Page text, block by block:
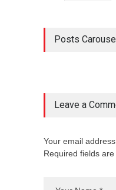
Posts
Leave a
Your email
Required fields